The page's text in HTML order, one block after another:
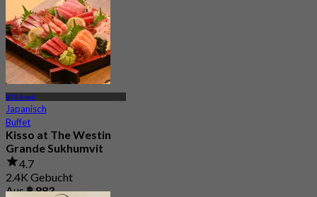
BTS Asok
Japanisch
Buffet
Kisso at The Westin
Grande Sukhumvit
4.7
2.4K Gebucht
Aus฿ 883